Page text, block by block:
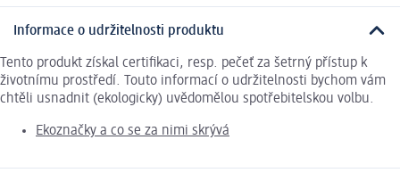
Informace o udržitelnosti produktu
Tento produkt získal certifikaci, resp. pečeť za šetrný přístup k
životnímu prostředí. Touto informací o udržitelnosti bychom vám
chtěli usnadnit (ekologicky) uvědomělou spotřebitelskou volbu.
Ekoznačky a co se za nimi skrývá